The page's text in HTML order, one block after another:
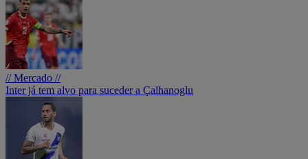
// Mercado //
Inter já tem alvo para suceder a Çalhanoglu